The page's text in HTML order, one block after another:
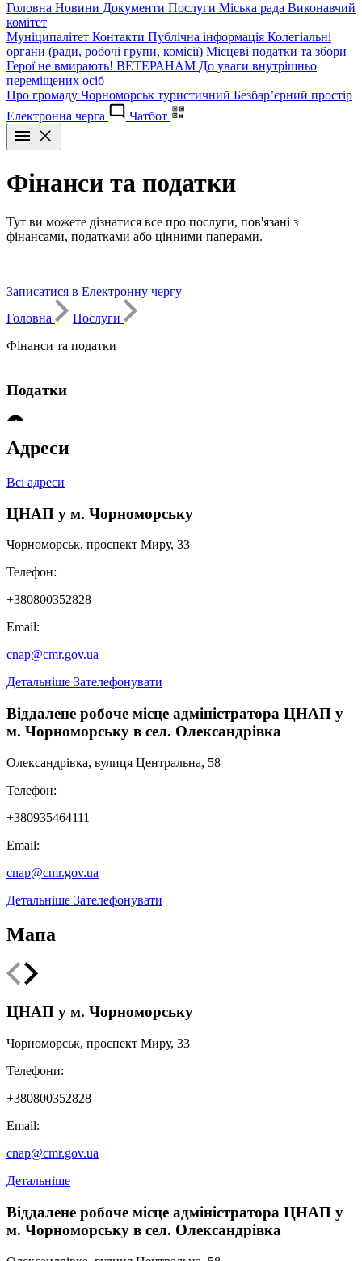
Головна Новини Документи Послуги Міська рада Виконавчий
комітет
Муніципалітет Контакти Публічна інформація Колегіальні
органи (ради, робочі групи, комісії) Місцеві податки та збори
Герої не вмирають! ВЕТЕРАНАМ До уваги внутрішньо
переміщених осіб
Про громаду Чорноморськ туристичний Безбар’єрний простір
Електронна черга
Чатбот
Фінанси та податки
Тут ви можете дізнатися все про послуги, пов'язані з
фінансами, податками або цінними паперами.
Записатися в Електронну чергу
Головна
Послуги
Фінанси та податки
Податки
Видача картки платника податків, сформованої
Видача відомостей з Державного реєстру фізичних осіб -
платників податків про джерела та суми нарахованого доходу,
нарахованого (перерахованого) податку та військового збору,
Адреси
Всі адреси
ЦНАП у м. Чорноморську
Чорноморськ, проспект Миру, 33
Телефон:
+380800352828
Email:
cnap@cmr.gov.ua
Детальніше Зателефонувати
Віддалене робоче місце адміністратора ЦНАП у
м. Чорноморську в сел. Олександрівка
Олександрівка, вулиця Центральна, 58
Телефон:
+380935464111
Email:
cnap@cmr.gov.ua
Детальніше Зателефонувати
Мапа
+
ЦНАП у м. Чорноморську
Чорноморськ, проспект Миру, 33
Телефони:
+380800352828
Email:
cnap@cmr.gov.ua
Детальніше
Віддалене робоче місце адміністратора ЦНАП у
м. Чорноморську в сел. Олександрівка